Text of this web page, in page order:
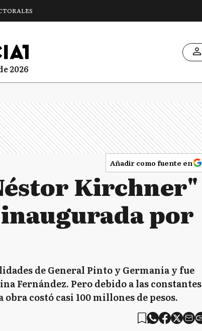
2026
Añadir como fuente en
Kirchner"
inaugurada por
de General Pinto y Germania y fue
Fernández. Pero debido a las constantes
costó casi 100 millones de pesos.